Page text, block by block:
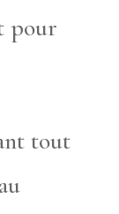
pour
tout